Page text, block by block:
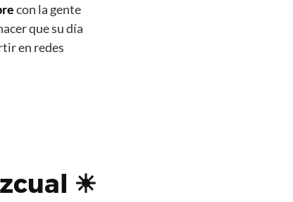
con la gente
que su día
en redes
☀